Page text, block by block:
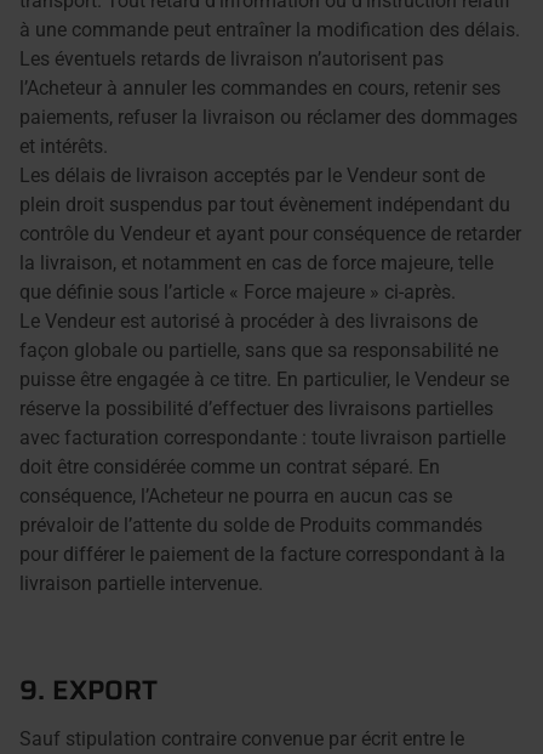
à une commande peut entraîner la modification des délais.
Les éventuels retards de livraison n’autorisent pas
l’Acheteur à annuler les commandes en cours, retenir ses
paiements, refuser la livraison ou réclamer des dommages
et intérêts.
Les délais de livraison acceptés par le Vendeur sont de
plein droit suspendus par tout évènement indépendant du
contrôle du Vendeur et ayant pour conséquence de retarder
la livraison, et notamment en cas de force majeure, telle
que définie sous l’article « Force majeure » ci-après.
Le Vendeur est autorisé à procéder à des livraisons de
façon globale ou partielle, sans que sa responsabilité ne
puisse être engagée à ce titre. En particulier, le Vendeur se
réserve la possibilité d’effectuer des livraisons partielles
avec facturation correspondante : toute livraison partielle
doit être considérée comme un contrat séparé. En
conséquence, l’Acheteur ne pourra en aucun cas se
prévaloir de l’attente du solde de Produits commandés
pour différer le paiement de la facture correspondant à la
livraison partielle intervenue.
9. EXPORT
Sauf stipulation contraire convenue par écrit entre le